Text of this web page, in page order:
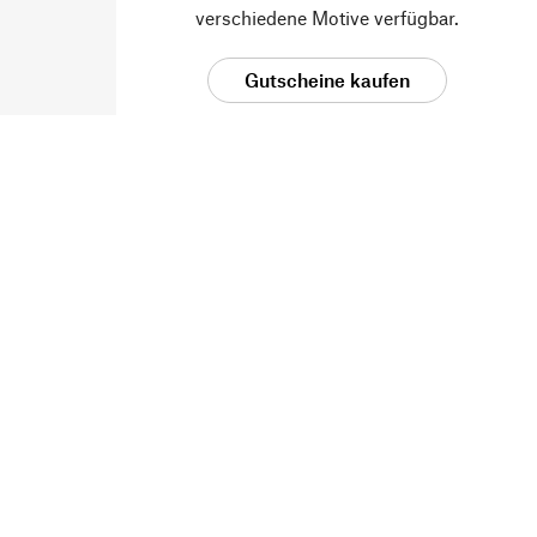
verschiedene Motive verfügbar.
Gutscheine kaufen